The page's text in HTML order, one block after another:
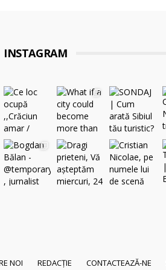
INSTAGRAM
NOI REDACȚIE CONTACTEAZĂ-NE